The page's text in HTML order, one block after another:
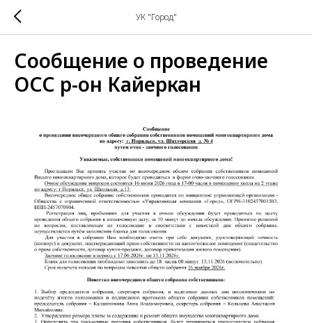
УК "Город"
Сообщение о проведение
ОСС р-он Кайеркан